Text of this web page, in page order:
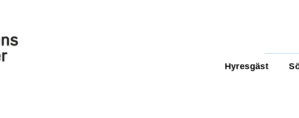
Hyresgäst